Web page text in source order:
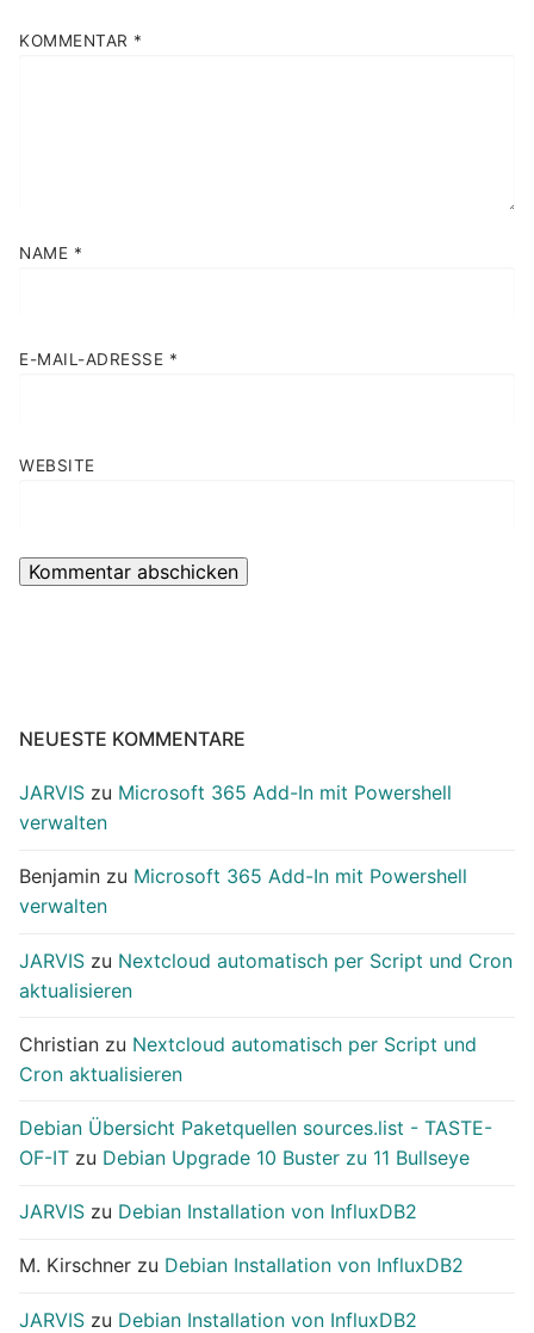
KOMMENTAR *
NAME *
E-MAIL-ADRESSE *
WEBSITE
NEUESTE KOMMENTARE
JARVIS zu Microsoft 365 Add-In mit Powershell
verwalten
Benjamin zu Microsoft 365 Add-In mit Powershell
verwalten
JARVIS zu Nextcloud automatisch per Script und Cron
aktualisieren
Christian zu Nextcloud automatisch per Script und
Cron aktualisieren
Debian Übersicht Paketquellen sources.list - TASTE-
OF-IT zu Debian Upgrade 10 Buster zu 11 Bullseye
JARVIS zu Debian Installation von InfluxDB2
M. Kirschner zu Debian Installation von InfluxDB2
JARVIS zu Debian Installation von InfluxDB2